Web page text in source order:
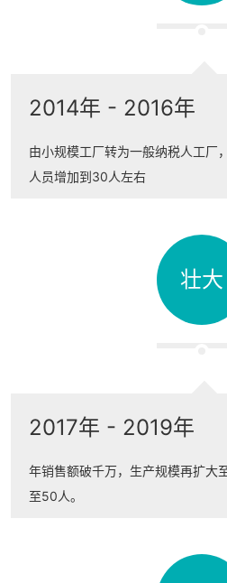
2014年 - 2016年
由小规模工厂转为一般纳税人工厂
人员增加到30人左右
壮大
2017年 - 2019年
年销售额破千万，生产规模再扩大
至50人。